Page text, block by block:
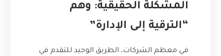
المشكلة الحقيقية: وهم
“الترقية إلى الإدارة”
في معظم الشركات، الطريق الوحيد للتقدم في